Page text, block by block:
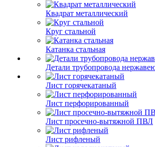
Квадрат металлический
Круг стальной
Катанка стальная
Детали трубопровода
Лист горячекатаный
Лист перфорированный
Лист просечно-вытяжной ПВЛ
Лист рифленый